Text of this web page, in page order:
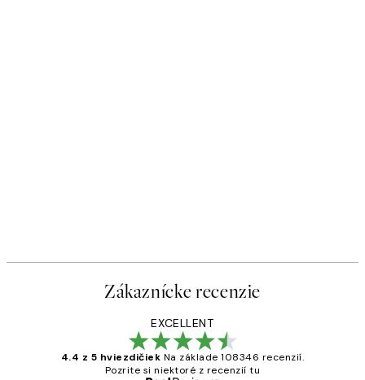
Zákaznícke recenzie
EXCELLENT
4.4 z 5 hviezdičiek Na základe 108346 recenzií.
Pozrite si niektoré z recenzií tu